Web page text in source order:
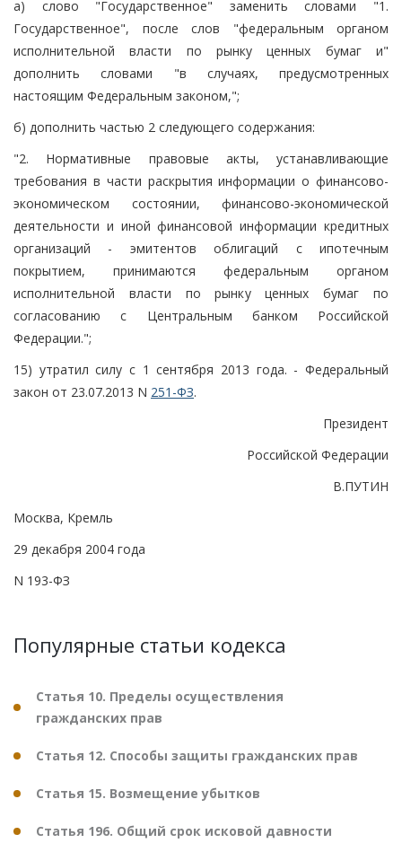
а) слово "Государственное" заменить словами "1.
Государственное", после слов "федеральным органом
исполнительной власти по рынку ценных бумаг и"
дополнить словами "в случаях, предусмотренных
настоящим Федеральным законом,";
б) дополнить частью 2 следующего содержания:
"2. Нормативные правовые акты, устанавливающие
требования в части раскрытия информации о финансово-
экономическом состоянии, финансово-экономической
деятельности и иной финансовой информации кредитных
организаций - эмитентов облигаций с ипотечным
покрытием, принимаются федеральным органом
исполнительной власти по рынку ценных бумаг по
согласованию с Центральным банком Российской
Федерации.";
15) утратил силу с 1 сентября 2013 года. - Федеральный
закон от 23.07.2013 N 251-ФЗ.
Президент
Российской Федерации
В.ПУТИН
Москва, Кремль
29 декабря 2004 года
N 193-ФЗ
Популярные статьи кодекса
Статья 10. Пределы осуществления
гражданских прав
Статья 12. Способы защиты гражданских прав
Статья 15. Возмещение убытков
Статья 196. Общий срок исковой давности